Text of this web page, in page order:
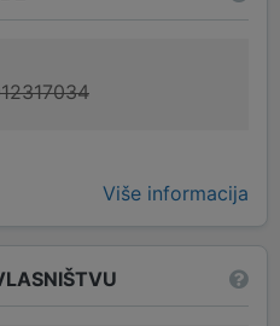
Više informacija